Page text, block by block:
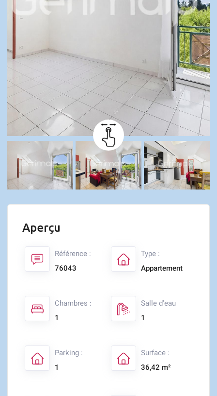
Aperçu
Référence :
76043
Type :
Appartement
Chambres :
1
Salle d'eau
1
Parking :
1
Surface :
36,42 m²